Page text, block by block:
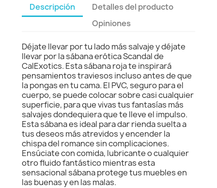
Descripción
Detalles del producto
Opiniones
Déjate llevar por tu lado más salvaje y déjate
llevar por la sábana erótica Scandal de
CalExotics. Esta sábana roja te inspirará
pensamientos traviesos incluso antes de que
la pongas en tu cama. El PVC, seguro para el
cuerpo, se puede colocar sobre casi cualquier
superficie, para que vivas tus fantasías más
salvajes dondequiera que te lleve el impulso.
Esta sábana es ideal para dar rienda suelta a
tus deseos más atrevidos y encender la
chispa del romance sin complicaciones.
Ensúciate con comida, lubricante o cualquier
otro fluido fantástico mientras esta
sensacional sábana protege tus muebles en
las buenas y en las malas.